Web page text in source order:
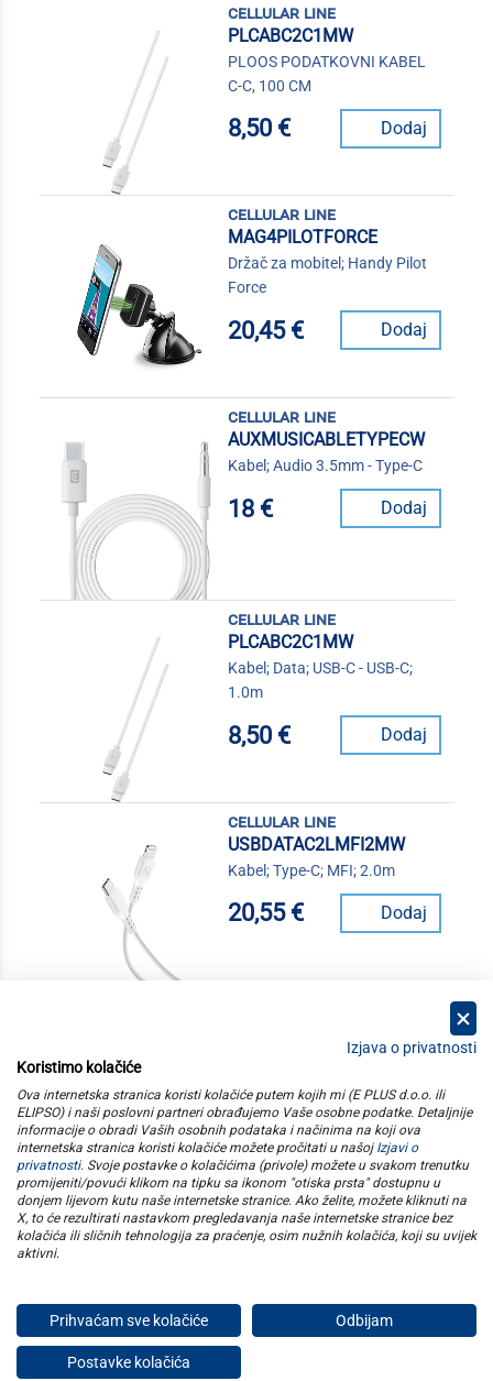
cellular line
PLCABC2C1MW
PLOOS PODATKOVNI KABEL
C-C, 100 CM
8,50 € Dodaj
cellular line
MAG4PILOTFORCE
Držač za mobitel; Handy Pilot
Force
20,45 € Dodaj
cellular line
AUXMUSICABLETYPECW
Kabel; Audio 3.5mm - Type-C
18 € Dodaj
cellular line
PLCABC2C1MW
Kabel; Data; USB-C - USB-C;
1.0m
8,50 € Dodaj
cellular line
USBDATAC2LMFI2MW
Kabel; Type-C; MFI; 2.0m
20,55 € Dodaj
kategorije
elipso
informacije
pratite nas
E plus d.o.o. © Copyright 2026
Izjava o privatnosti
Koristimo kolačiće
Ova internetska stranica koristi kolačiće putem kojih mi (E PLUS d.o.o. ili
ELIPSO) i naši poslovni partneri obrađujemo Vaše osobne podatke. Detaljnije
informacije o obradi Vaših osobnih podataka i načinima na koji ova
internetska stranica koristi kolačiće možete pročitati u našoj Izjavi o
privatnosti. Svoje postavke o kolačićima (privole) možete u svakom trenutku
promijeniti/povući klikom na tipku sa ikonom "otiska prsta" dostupnu u
donjem lijevom kutu naše internetske stranice. Ako želite, možete kliknuti na
X, to će rezultirati nastavkom pregledavanja naše internetske stranice bez
kolačića ili sličnih tehnologija za praćenje, osim nužnih kolačića, koji su uvijek
aktivni.
Prihvaćam sve kolačiće Odbijam
Postavke kolačića